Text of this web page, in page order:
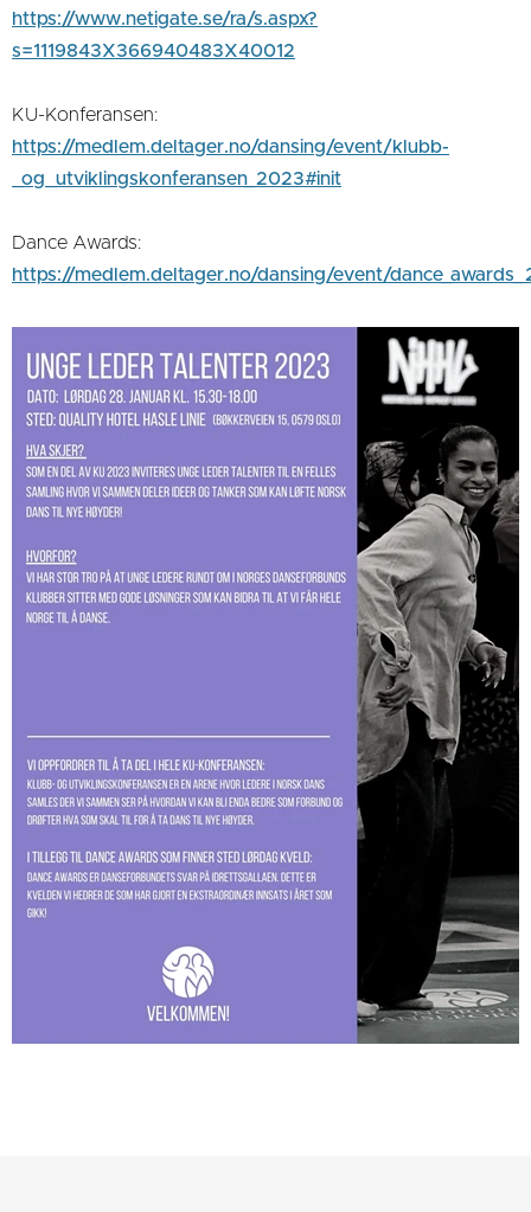
https://www.netigate.se/ra/s.aspx?
s=1119843X366940483X40012
KU-Konferansen:
https://medlem.deltager.no/dansing/event/klubb-
_og_utviklingskonferansen_2023#init
Dance Awards:
https://medlem.deltager.no/dansing/event/